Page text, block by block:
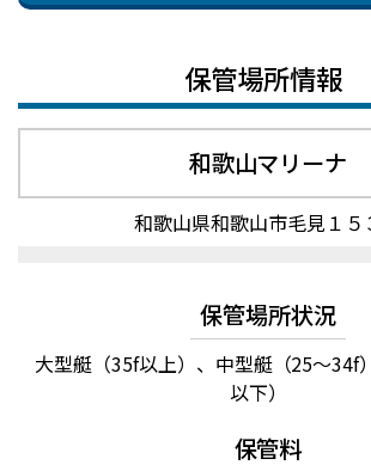
保管場所情報
和歌山マリーナ
和歌山県和歌山市毛見１５
保管場所状況
大型艇（35f以上）、中型艇（25～34f
以下）
保管料